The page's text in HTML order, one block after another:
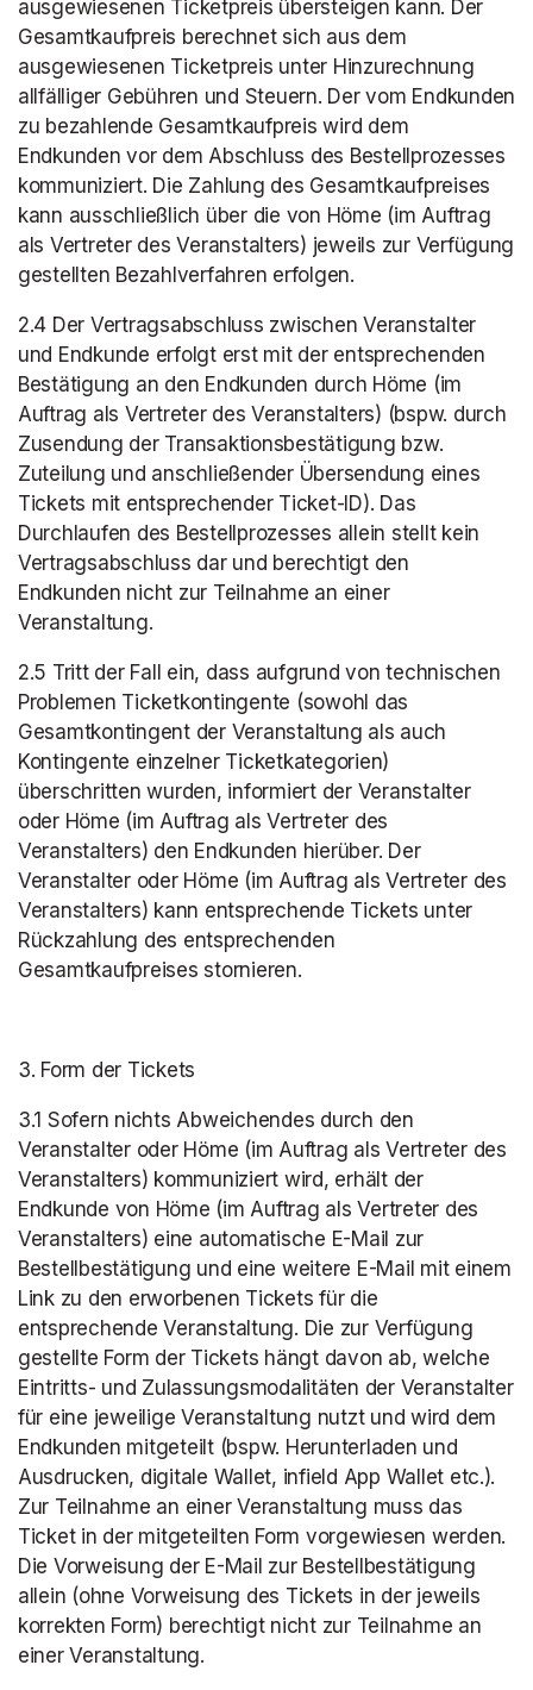
ausgewiesenen Ticketpreis übersteigen kann. Der
Gesamtkaufpreis berechnet sich aus dem
ausgewiesenen Ticketpreis unter Hinzurechnung
allfälliger Gebühren und Steuern. Der vom Endkunden
zu bezahlende Gesamtkaufpreis wird dem
Endkunden vor dem Abschluss des Bestellprozesses
kommuniziert. Die Zahlung des Gesamtkaufpreises
kann ausschließlich über die von Höme (im Auftrag
als Vertreter des Veranstalters) jeweils zur Verfügung
gestellten Bezahlverfahren erfolgen.
2.4 Der Vertragsabschluss zwischen Veranstalter
und Endkunde erfolgt erst mit der entsprechenden
Bestätigung an den Endkunden durch Höme (im
Auftrag als Vertreter des Veranstalters) (bspw. durch
Zusendung der Transaktionsbestätigung bzw.
Zuteilung und anschließender Übersendung eines
Tickets mit entsprechender Ticket-ID). Das
Durchlaufen des Bestellprozesses allein stellt kein
Vertragsabschluss dar und berechtigt den
Endkunden nicht zur Teilnahme an einer
Veranstaltung.
2.5 Tritt der Fall ein, dass aufgrund von technischen
Problemen Ticketkontingente (sowohl das
Gesamtkontingent der Veranstaltung als auch
Kontingente einzelner Ticketkategorien)
überschritten wurden, informiert der Veranstalter
oder Höme (im Auftrag als Vertreter des
Veranstalters) den Endkunden hierüber. Der
Veranstalter oder Höme (im Auftrag als Vertreter des
Veranstalters) kann entsprechende Tickets unter
Rückzahlung des entsprechenden
Gesamtkaufpreises stornieren.
3. Form der Tickets
3.1 Sofern nichts Abweichendes durch den
Veranstalter oder Höme (im Auftrag als Vertreter des
Veranstalters) kommuniziert wird, erhält der
Endkunde von Höme (im Auftrag als Vertreter des
Veranstalters) eine automatische E-Mail zur
Bestellbestätigung und eine weitere E-Mail mit einem
Link zu den erworbenen Tickets für die
entsprechende Veranstaltung. Die zur Verfügung
gestellte Form der Tickets hängt davon ab, welche
Eintritts- und Zulassungsmodalitäten der Veranstalter
für eine jeweilige Veranstaltung nutzt und wird dem
Endkunden mitgeteilt (bspw. Herunterladen und
Ausdrucken, digitale Wallet, infield App Wallet etc.).
Zur Teilnahme an einer Veranstaltung muss das
Ticket in der mitgeteilten Form vorgewiesen werden.
Die Vorweisung der E-Mail zur Bestellbestätigung
allein (ohne Vorweisung des Tickets in der jeweils
korrekten Form) berechtigt nicht zur Teilnahme an
einer Veranstaltung.